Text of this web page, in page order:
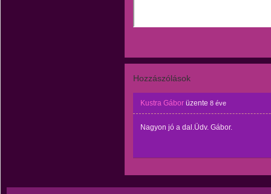
Hozzászólások
Kustra Gábor üzente 8 éve
Nagyon jó a dal.Üdv. Gábor.